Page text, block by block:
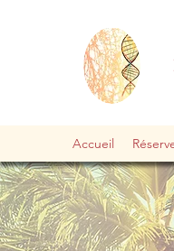
Accueil